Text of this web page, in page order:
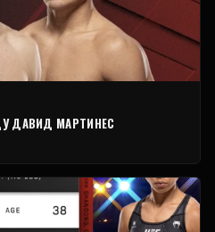
ДАВИД МАРТИНЕС